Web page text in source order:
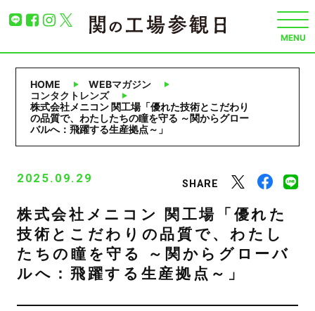
HOME
WEBマガジン
コンタクトレンズ
株式会社メニコン 関工場「優れた技術とこだわり
の品質で、わたしたちの瞳を守る ～関からグロー
バルへ：飛躍する生産拠点～」
2025.09.29 SHARE
株式会社メニコン 関工場「優れた
技術とこだわりの品質で、わたし
たちの瞳を守る ～関からグローバ
ルへ：飛躍する生産拠点～」